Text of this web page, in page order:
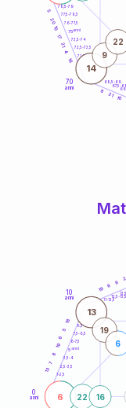
70
anni 67,5-
68,5-69
71-72,5
72,5-73,5
73,5-74
76-77,5
77,5-78,5
78,5-79
10
21
8
18
4
21
17
10
20
5
14
9
22
75anni
0
anni
10
anni
1-2,5
2,5-3,5
3,5-4
6-7,5
7,5-8,5
8,5-9
11-12,5
12,5-13,5
13
7
8
19
6
5
18
19
6
8
6
13
22 16
19
6
5anni